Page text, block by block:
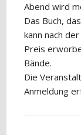
Abend wird
Das Buch,
kann nach
Preis
Bände.
Die
Anmeldung